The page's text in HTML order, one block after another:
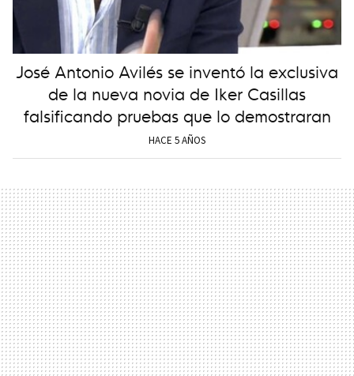
José Antonio Avilés se inventó la exclusiva
de la nueva novia de Iker Casillas
falsificando pruebas que lo demostraran
HACE 5 AÑOS